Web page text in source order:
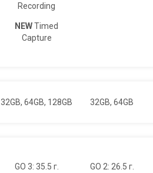
Recording
NEWTimed
Capture
32GB, 64GB, 128GB 32GB, 64GB
GO 3: 35.5 г.
GO 2: 26.5 г.